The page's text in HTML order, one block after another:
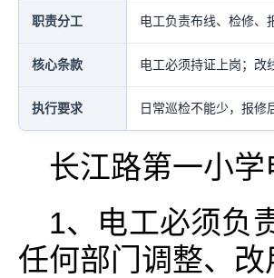
职责分工 电工负责布线、检修、
核心条款 电工必须持证上岗；改
执行要求 日常巡检不能少，报
长江路第一小
1、电工必须负
任何部门调整、